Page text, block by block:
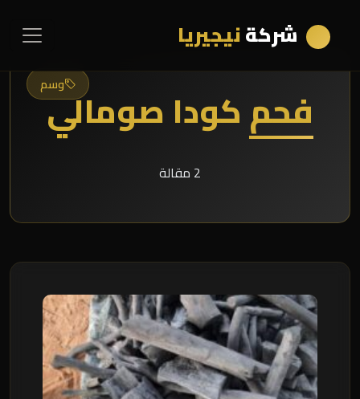
شركةنيجيريا
وسم
فحم كودا صومالي
2 مقالة